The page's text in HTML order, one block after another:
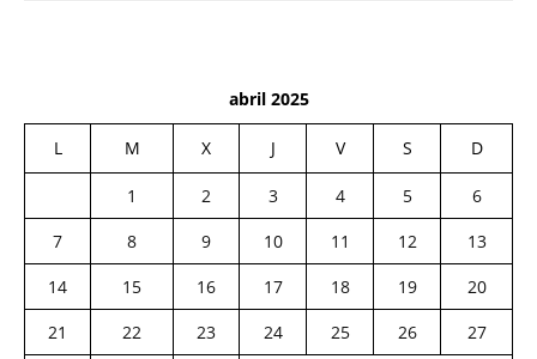
abril 2025
L M X J V S D
1 2 3 4 5
6
7
8 9 10 11 12
13
14
15 16 17 18 19
20
21
22 23 24 25 26
27